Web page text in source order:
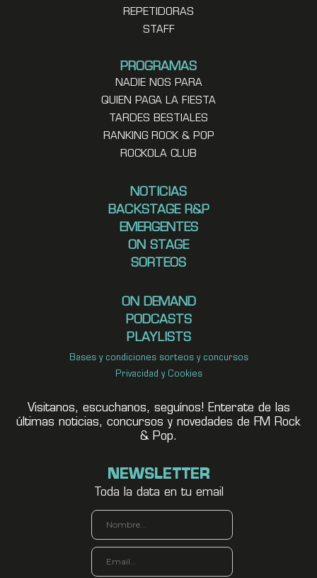
REPETIDORAS
STAFF
PROGRAMAS
NADIE NOS PARA
QUIEN PAGA LA FIESTA
TARDES BESTIALES
RANKING ROCK & POP
ROCKOLA CLUB
NOTICIAS
BACKSTAGE R&P
EMERGENTES
ON STAGE
SORTEOS
ON DEMAND
PODCASTS
PLAYLISTS
Bases y condiciones sorteos y concursos
Privacidad y Cookies
Visitanos, escuchanos, seguínos! Enterate de las
últimas noticias, concursos y novedades de FM Rock
& Pop.
NEWSLETTER
Toda la data en tu email